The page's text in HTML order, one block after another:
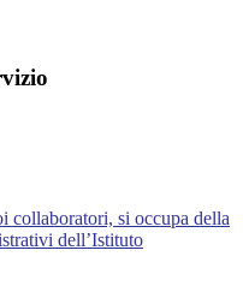
collaboratori, si occupa della
dell’Istituto